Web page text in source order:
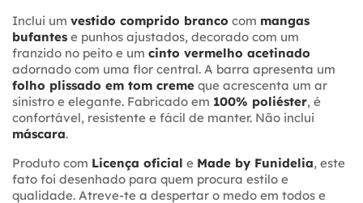
Inclui um vestido comprido branco com mangas
bufantes e punhos ajustados, decorado com um
franzido no peito e um cinto vermelho acetinado
adornado com uma flor central. A barra apresenta um
folho plissado em tom creme que acrescenta um ar
sinistro e elegante. Fabricado em 100% poliéster, é
confortável, resistente e fácil de manter. Não inclui
máscara.
Produto com Licença oficial e Made by Funidelia, este
fato foi desenhado para quem procura estilo e
qualidade. Atreve-te a despertar o medo em todos e